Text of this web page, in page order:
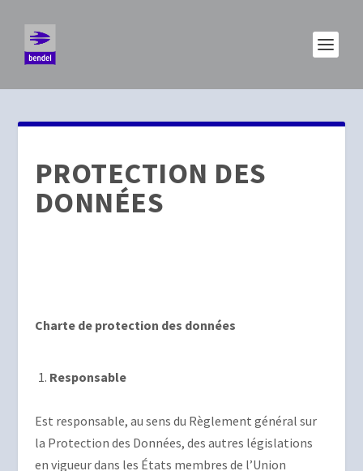
PROTECTION DES
DONNÉES
Charte de protection des données
Responsable
Est responsable, au sens du Règlement général sur
la Protection des Données, des autres législations
en vigueur dans les États membres de l’Union